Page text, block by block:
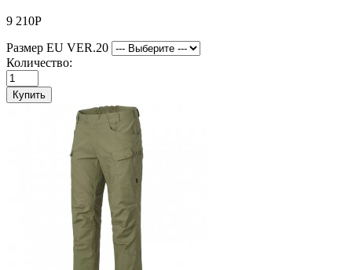
9 210Р
Размер EU VER.20
Количество:
Купить